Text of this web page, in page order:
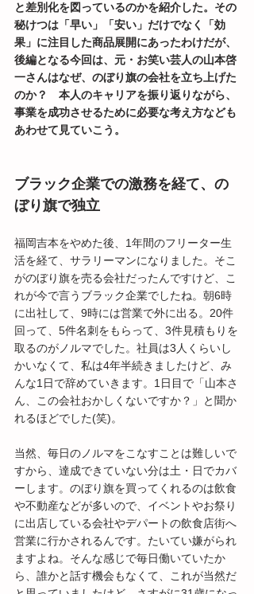
と差別化を図っているのかを紹介した。その
秘けつは「早い」「安い」だけでなく「効
果」に注目した商品展開にあったわけだが、
後編となる今回は、元・お笑い芸人の山本啓
一さんはなぜ、のぼり旗の会社を立ち上げた
のか？　本人のキャリアを振り返りながら、
事業を成功させるために必要な考え方なども
あわせて見ていこう。
ブラック企業での激務を経て、の
ぼり旗で独立
福岡吉本をやめた後、1年間のフリーター生
活を経て、サラリーマンになりました。そこ
がのぼり旗を売る会社だったんですけど、こ
れが今で言うブラック企業でしたね。朝6時
に出社して、9時には営業で外に出る。20件
回って、5件名刺をもらって、3件見積もりを
取るのがノルマでした。社員は3人くらいし
かいなくて、私は4年半続きましたけど、み
んな1日で辞めていきます。1日目で「山本さ
ん、この会社おかしくないですか？」と聞か
れるほどでした(笑)。
当然、毎日のノルマをこなすことは難しいで
すから、達成できていない分は土・日でカバ
ーします。のぼり旗を買ってくれるのは飲食
や不動産などが多いので、イベントやお祭り
に出店している会社やデパートの飲食店街へ
営業に行かされるんです。たいてい嫌がられ
ますよね。そんな感じで毎日働いていたか
ら、誰かと話す機会もなくて、これが当然だ